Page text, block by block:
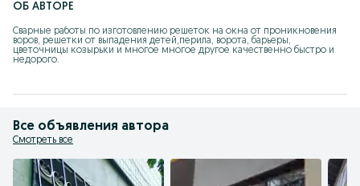
ОБ АВТОРЕ
Сварные работы по изготовлению решеток на окна от проникновения
воров, решетки от выпадения детей,перила, ворота, барьеры,
цветочницы козырьки и многое многое другое качественно быстро и
недорого.
Все объявления автора
Смотреть все